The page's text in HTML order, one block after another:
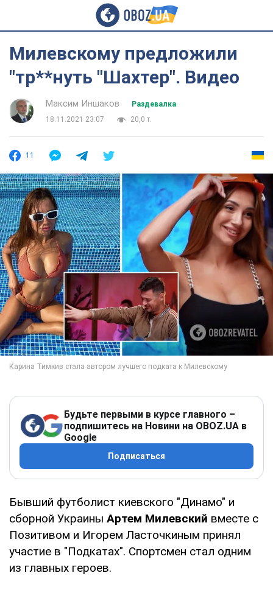
Милевскому предложили
"тр**нуть "Шахтер". Видео
Максим Иншаков
Раздевалка
18.11.2021 23:07
20,0 т.
11
Будьте первыми в курсе главного –
подпишитесь на Новини на OBOZ.UA в
Google
Подписаться
Бывший футболист киевского "Динамо" и
сборной Украины Артем Милевский вместе с
Позитивом и Игорем Ласточкиным принял
участие в "Подкатах". Спортсмен стал одним
из главных героев.